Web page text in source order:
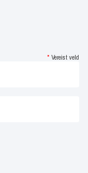
* Vereist veld